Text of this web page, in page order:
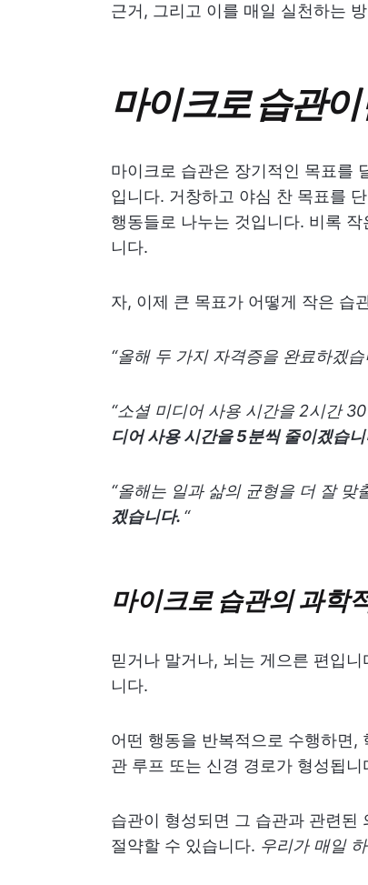
근거, 그리고 이를 매일 실천하는
마이크로 습관
마이크로 습관은 장기적인 목표를
입니다. 거창하고 야심 찬 목표를
행동들로 나누는 것입니다. 비록
니다.
자, 이제 큰 목표가 어떻게 작은 습
“올해 두 가지 자격증을 완료하겠
“소셜 미디어 사용 시간을 2시간
디어 사용 시간을 5분씩 줄이겠습
“올해는 일과 삶의 균형을 더 잘 맞
겠습니다. “
마이크로 습관의 과학
믿거나 말거나, 뇌는 게으른 편입
니다.
어떤 행동을 반복적으로 수행하면,
관 루프 또는 신경 경로가 형성됩니
습관이 형성되면 그 습관과 관련된
절약할 수 있습니다. 우리가 매일